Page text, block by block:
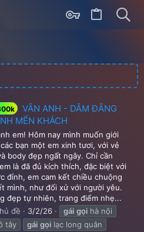
VÂN ANH - DÂM ĐÃNG
MẾN KHÁCH
em! Hôm nay mình muốn giới
bạn một em xinh tươi, với vẻ
body đẹp ngất ngây. Chỉ cần
là đã đủ kích thích, đặc biệt với
đỉnh, em cam kết chiều chuộng
mình, như đối xử với người yêu.
đẹp tự nhiên, trang điểm nhẹ...
đề 3/2/26 gái gọi hà nội
tây gái gọi lạc long quân